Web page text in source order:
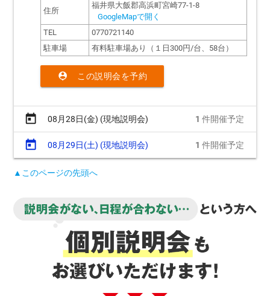
住所
福井県大飯郡高浜町宮崎77-1-8
GoogleMapで開く
TEL
0770721140
駐車場
有料駐車場あり（１日300円/台、58台）
person_pin この説明会を予約
1 件開催予定
today 08月28日(金) (現地説明会)
1 件開催予定
today 08月29日(土) (現地説明会)
▲このページの先頭へ